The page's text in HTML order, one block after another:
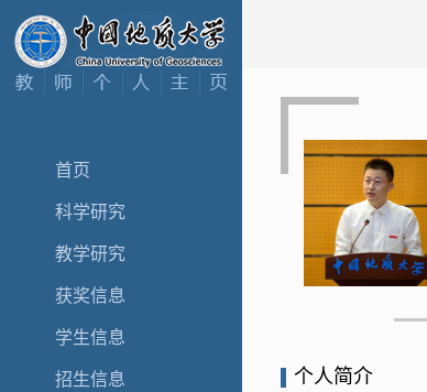
首页
科学研究
教学研究
获奖信息
学生信息
招生信息 个人简介